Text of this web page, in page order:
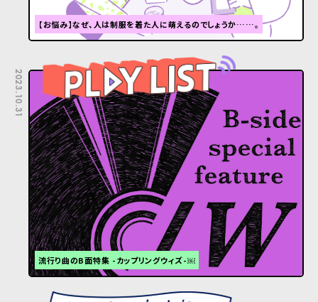
【お悩み】なぜ、人は制服を着た人に萌えるのでしょうか……。
2023.10.31
流行り曲のB面特集 -カップリングウィズ-￼